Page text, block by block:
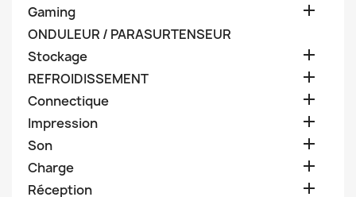
Gaming 
ONDULEUR / PARASURTENSEUR
Stockage

REFROIDISSEMENT 
Connectique 
Impression 
Son 
Charge 
Réception 